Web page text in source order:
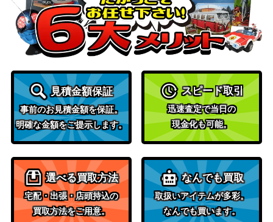
無し）
（第一弾）
ルナアーラ（ミラー）【S
8a 017/028】
ソード&シールド
（25th ANNIVERSARY
COLLECTION）
600
プルメリ（SR）【SM3H 0
57/051】
サン＆ムーン
（闘う虹を見たか）
4,700
ソニア（SR）【s1a 077/0
70】
ソード&シールド
（VMAXライジング）
8,000
ウネルミナモex（UR）
【SV8a 235/187】
スカーレット＆バイオ
レット
（テラスタルフェス
150
リザードンex（SR）【SV
スカーレット＆バイオ
600
見積金額保証
事前のお見積金額を保証。
明確な金額をご提示します。
スピード取引
迅速査定で当日の
現金化も可能。
選べる買取方法
宅配・出張・店頭持込の
買取方法をご用意。
なんでも買取
取扱いアイテムが多彩。
なんでも買います。